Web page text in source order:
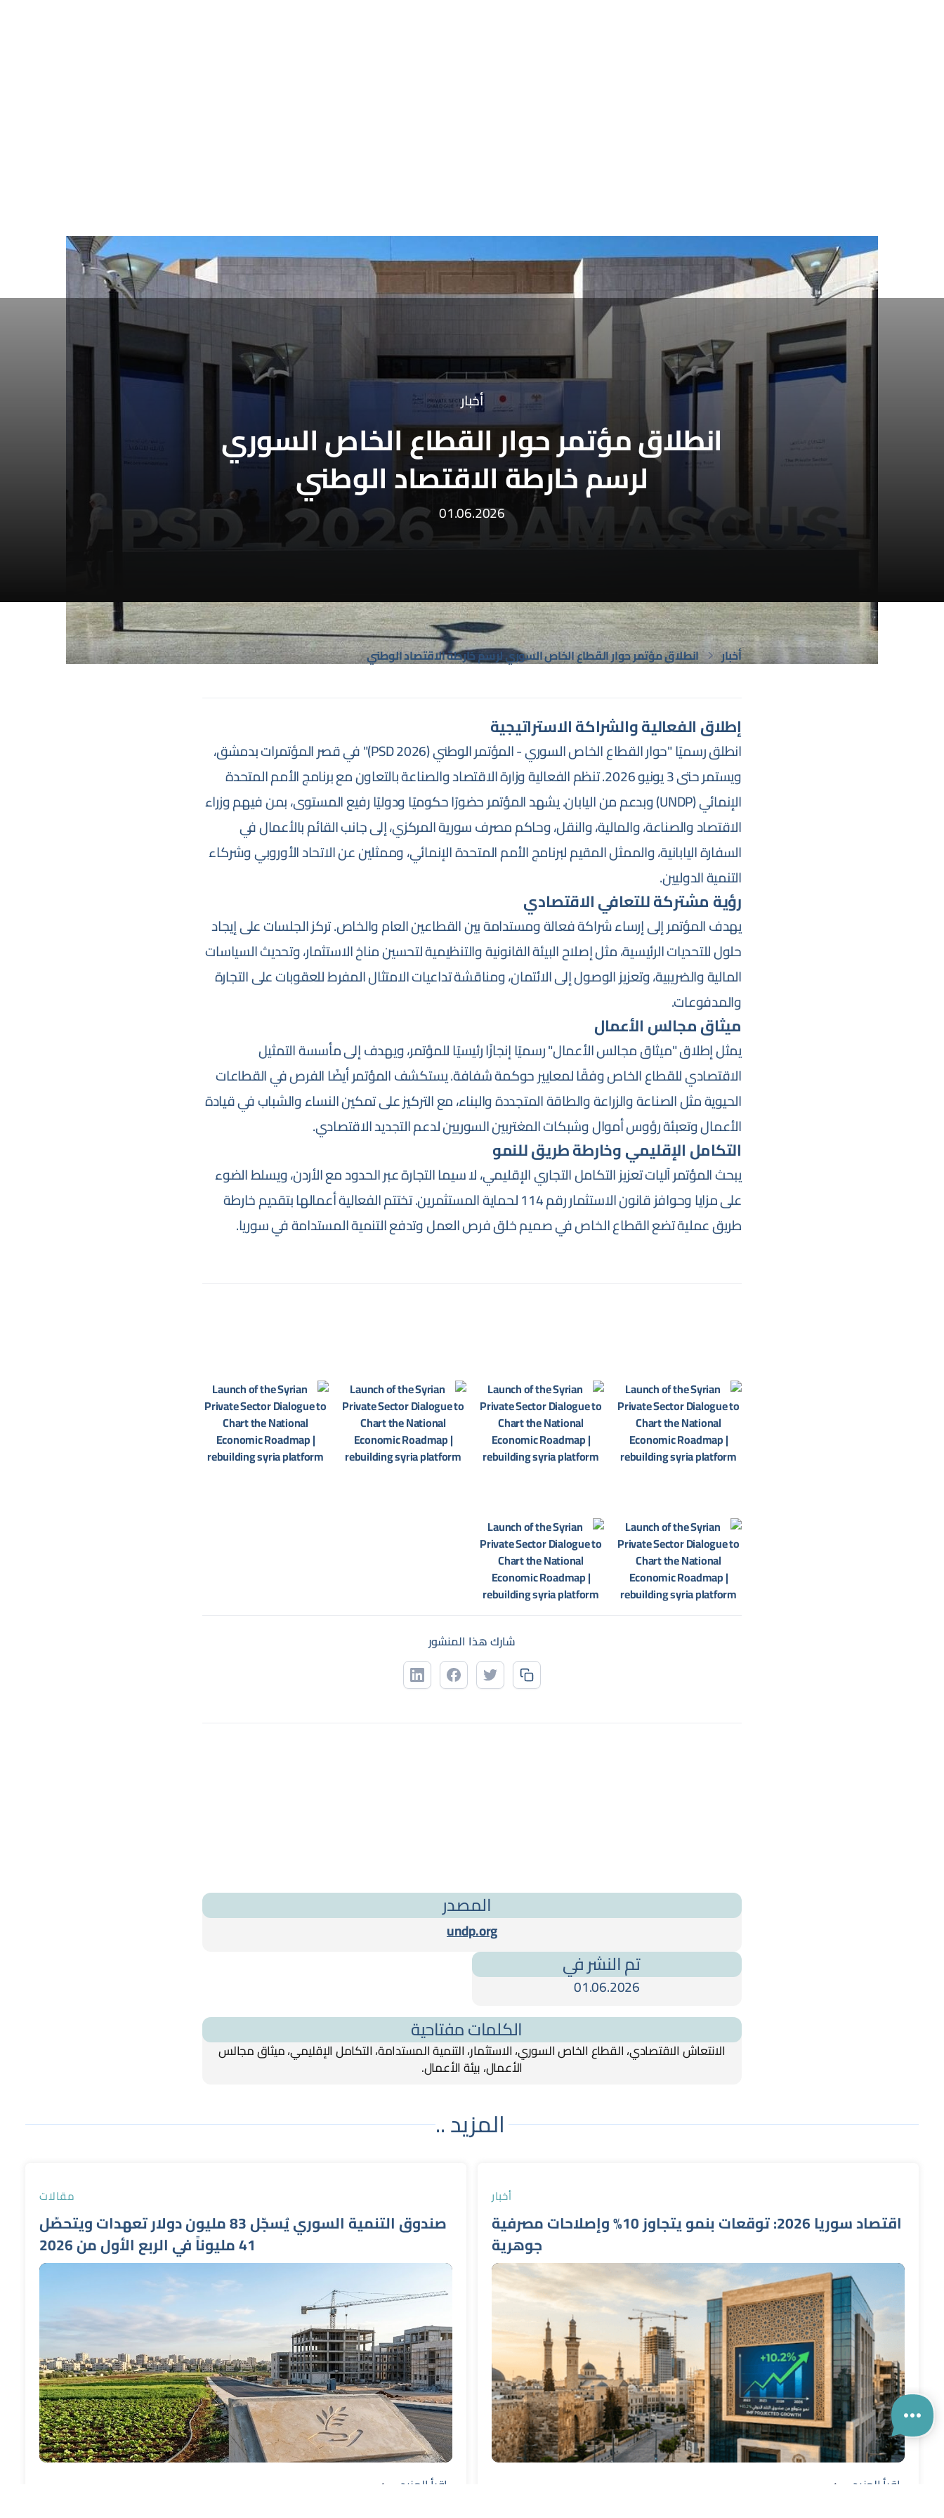
أخبار
انطلاق مؤتمر حوار القطاع الخاص السوري
لرسم خارطة الاقتصاد الوطني
01.06.2026
أخبار انطلاق مؤتمر حوار القطاع الخاص السوري لرسم خارطة الاقتصاد الوطني
إطلاق الفعالية والشراكة الاستراتيجية
انطلق رسميًا "حوار القطاع الخاص السوري - المؤتمر الوطني (PSD 2026)" في قصر المؤتمرات بدمشق،
ويستمر حتى 3 يونيو 2026. تنظم الفعالية وزارة الاقتصاد والصناعة بالتعاون مع برنامج الأمم المتحدة
الإنمائي (UNDP) وبدعم من اليابان. يشهد المؤتمر حضورًا حكوميًا ودوليًا رفيع المستوى، بمن فيهم وزراء
الاقتصاد والصناعة، والمالية، والنقل، وحاكم مصرف سورية المركزي، إلى جانب القائم بالأعمال في
السفارة اليابانية، والممثل المقيم لبرنامج الأمم المتحدة الإنمائي، وممثلين عن الاتحاد الأوروبي وشركاء
التنمية الدوليين.
رؤية مشتركة للتعافي الاقتصادي
يهدف المؤتمر إلى إرساء شراكة فعالة ومستدامة بين القطاعين العام والخاص. تركز الجلسات على إيجاد
حلول للتحديات الرئيسية، مثل إصلاح البيئة القانونية والتنظيمية لتحسين مناخ الاستثمار، وتحديث السياسات
المالية والضريبية، وتعزيز الوصول إلى الائتمان، ومناقشة تداعيات الامتثال المفرط للعقوبات على التجارة
والمدفوعات.
ميثاق مجالس الأعمال
يمثل إطلاق "ميثاق مجالس الأعمال" رسميًا إنجازًا رئيسيًا للمؤتمر، ويهدف إلى مأسسة التمثيل
الاقتصادي للقطاع الخاص وفقًا لمعايير حوكمة شفافة. يستكشف المؤتمر أيضًا الفرص في القطاعات
الحيوية مثل الصناعة والزراعة والطاقة المتجددة والبناء، مع التركيز على تمكين النساء والشباب في قيادة
الأعمال وتعبئة رؤوس أموال وشبكات المغتربين السوريين لدعم التجديد الاقتصادي.
التكامل الإقليمي وخارطة طريق للنمو
يبحث المؤتمر آليات تعزيز التكامل التجاري الإقليمي، لا سيما التجارة عبر الحدود مع الأردن، ويسلط الضوء
على مزايا وحوافز قانون الاستثمار رقم 114 لحماية المستثمرين. تختتم الفعالية أعمالها بتقديم خارطة
طريق عملية تضع القطاع الخاص في صميم خلق فرص العمل وتدفع التنمية المستدامة في سوريا.
شارك هذا المنشور
المصدر
undp.org
تم النشر في
01.06.2026
الكلمات مفتاحية
الانتعاش الاقتصادي، القطاع الخاص السوري، الاستثمار، التنمية المستدامة، التكامل الإقليمي، ميثاق مجالس
الأعمال، بيئة الأعمال.
المزيد ..
أخبار
اقتصاد سوريا 2026: توقعات بنمو يتجاوز 10% وإصلاحات مصرفية
جوهرية
اقرأ المزيد
مقالات
صندوق التنمية السوري يُسجّل 83 مليون دولار تعهدات ويتحصّل
41 مليوناً في الربع الأول من 2026
اقرأ المزيد